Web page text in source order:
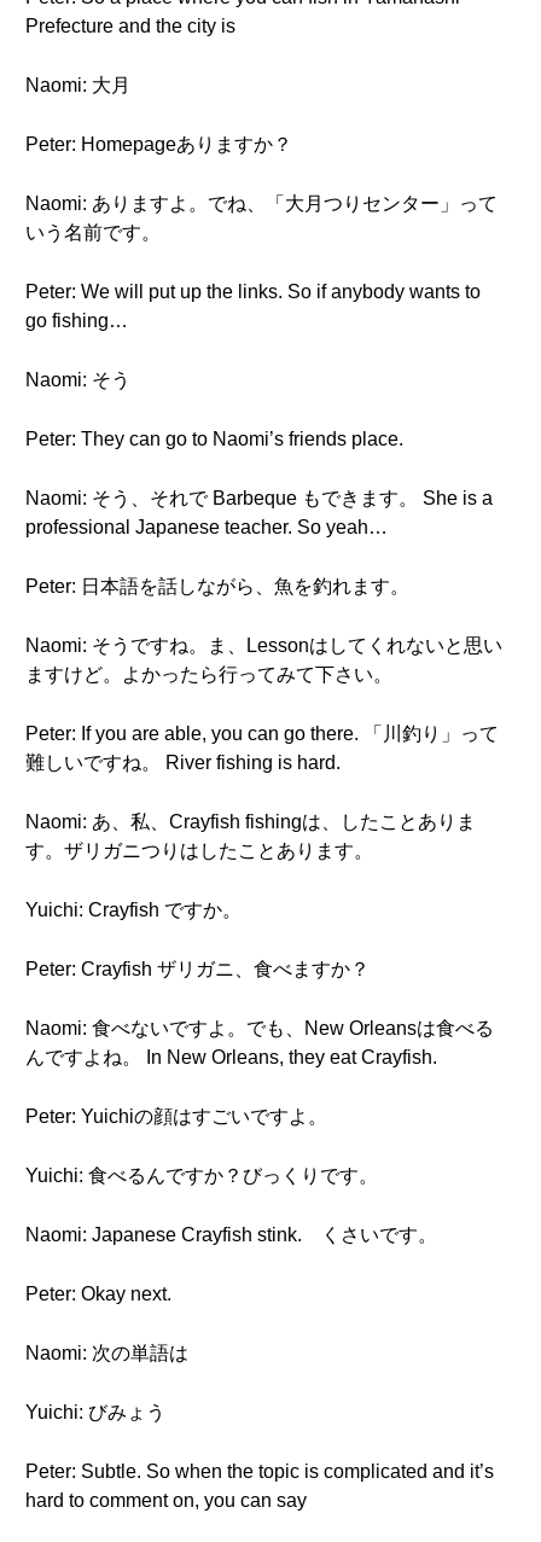
Prefecture and the city is
Naomi: 大月
Peter: Homepageありますか？
Naomi: ありますよ。でね、「大月つりセンター」って
いう名前です。
Peter: We will put up the links. So if anybody wants to
go fishing…
Naomi: そう
Peter: They can go to Naomi’s friends place.
Naomi: そう、それで Barbeque もできます。 She is a
professional Japanese teacher. So yeah…
Peter: 日本語を話しながら、魚を釣れます。
Naomi: そうですね。ま、Lessonはしてくれないと思い
ますけど。よかったら行ってみて下さい。
Peter: If you are able, you can go there. 「川釣り」って
難しいですね。 River fishing is hard.
Naomi: あ、私、Crayfish fishingは、したことありま
す。ザリガニつりはしたことあります。
Yuichi: Crayfish ですか。
Peter: Crayfish ザリガニ、食べますか？
Naomi: 食べないですよ。でも、New Orleansは食べる
んですよね。 In New Orleans, they eat Crayfish.
Peter: Yuichiの顔はすごいですよ。
Yuichi: 食べるんですか？びっくりです。
Naomi: Japanese Crayfish stink. くさいです。
Peter: Okay next.
Naomi: 次の単語は
Yuichi: びみょう
Peter: Subtle. So when the topic is complicated and it’s
hard to comment on, you can say